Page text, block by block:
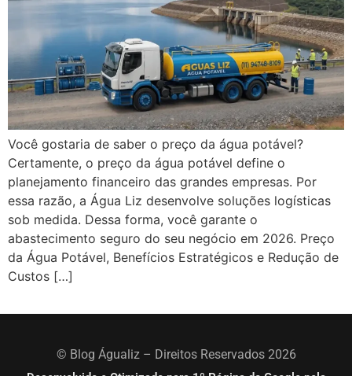
Você gostaria de saber o preço da água potável?
Certamente, o preço da água potável define o
planejamento financeiro das grandes empresas. Por
essa razão, a Água Liz desenvolve soluções logísticas
sob medida. Dessa forma, você garante o
abastecimento seguro do seu negócio em 2026. Preço
da Água Potável, Benefícios Estratégicos e Redução de
Custos […]
© Blog Águaliz – Direitos Reservados 2026